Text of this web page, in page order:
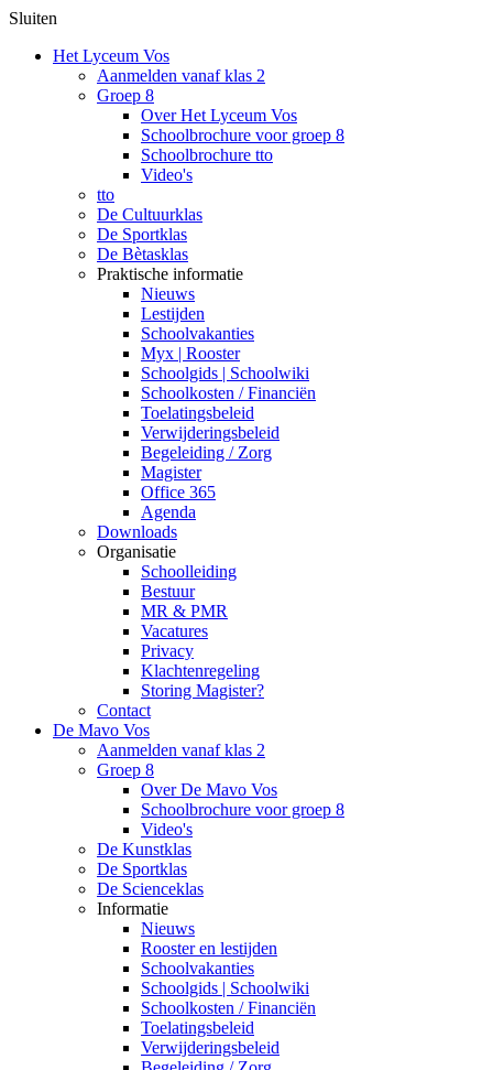
Sluiten
Het Lyceum Vos
Aanmelden vanaf klas 2
Groep 8
Over Het Lyceum Vos
Schoolbrochure voor groep 8
Schoolbrochure tto
Video's
tto
De Cultuurklas
De Sportklas
De Bètasklas
Praktische informatie
Nieuws
Lestijden
Schoolvakanties
Myx | Rooster
Schoolgids | Schoolwiki
Schoolkosten / Financiën
Toelatingsbeleid
Verwijderingsbeleid
Begeleiding / Zorg
Magister
Office 365
Agenda
Downloads
Organisatie
Schoolleiding
Bestuur
MR & PMR
Vacatures
Privacy
Klachtenregeling
Storing Magister?
Contact
De Mavo Vos
Aanmelden vanaf klas 2
Groep 8
Over De Mavo Vos
Schoolbrochure voor groep 8
Video's
De Kunstklas
De Sportklas
De Scienceklas
Informatie
Nieuws
Rooster en lestijden
Schoolvakanties
Schoolgids | Schoolwiki
Schoolkosten / Financiën
Toelatingsbeleid
Verwijderingsbeleid